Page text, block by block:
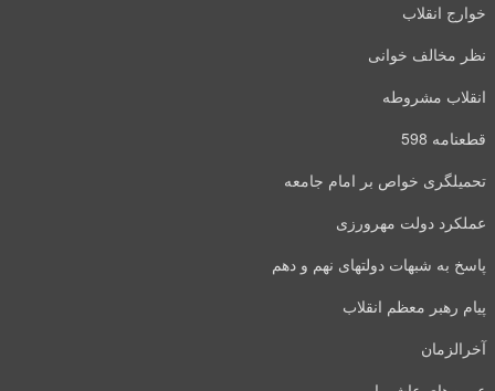
خوارج انقلاب
نظر مخالف خوانی
انقلاب مشروطه
قطعنامه 598
تحمیلگری خواص بر امام جامعه
عملکرد دولت مهرورزی
پاسخ به شبهات دولتهای نهم و دهم
پیام رهبر معظم انقلاب
آخرالزمان